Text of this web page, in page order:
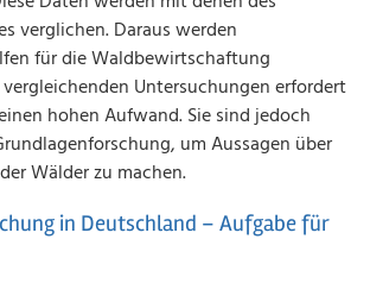
verglichen. Daraus werden
für die Waldbewirtschaftung
Untersuchungen erfordert
hohen Aufwand. Sie sind jedoch
um Aussagen über
Wälder zu machen.
in Deutschland – Aufgabe für